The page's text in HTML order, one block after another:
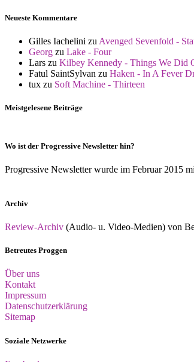
Neueste Kommentare
Gilles Iachelini zu Avenged Sevenfold -
Georg zu Lake - Four
Lars zu Kilbey Kennedy - Things We Did
Fatul SaintSylvan zu Haken - In A Fever
tux zu Soft Machine - Thirteen
Meistgelesene Beiträge
Wo ist der Progressive Newsletter hin?
Progressive Newsletter wurde im Februar 2015
Archiv
Review-Archiv (Audio- u. Video-Medien) von
Betreutes Proggen
Über uns
Kontakt
Impressum
Datenschutzerklärung
Sitemap
Soziale Netzwerke